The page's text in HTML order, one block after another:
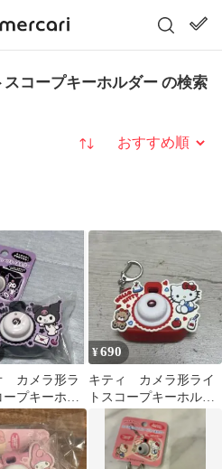
コープキーホルダー の検索
並び替え
カメラ形ラ
ープキーホル
ミ
¥690
キティ カメラ形ライ
トスコープキーホルダ
ー（ミニチュアトイ）